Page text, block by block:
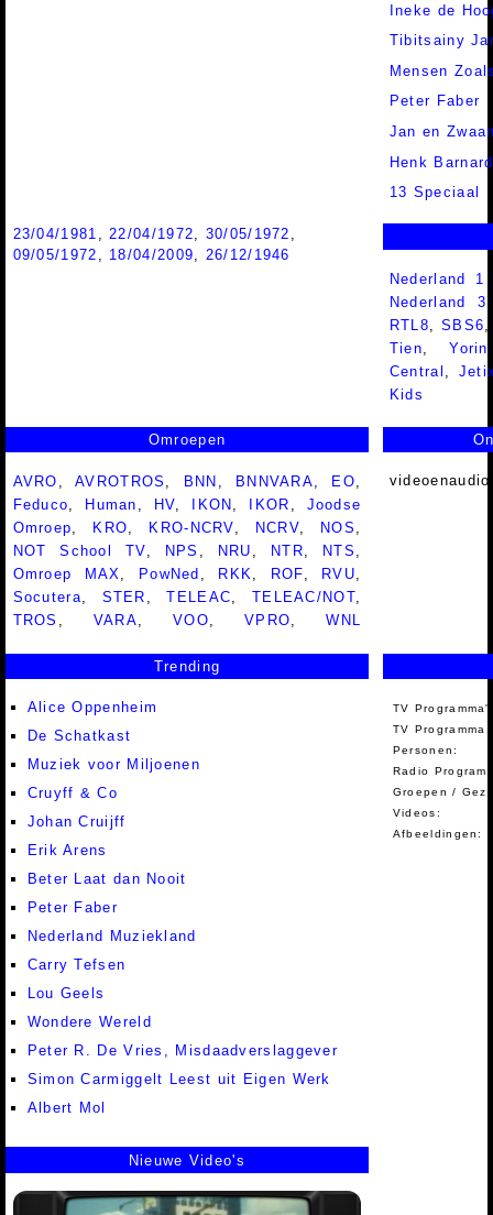
Ineke de
Tibitsainy
Mensen
Peter Faber
Jan en
Henk Barnard
13 Speciaal
23/04/1981 ,22/04/1972, 30/05/1972 ,
09/05/1972 , 18/04/2009, 26/12/1946
Nederland
Nederland
RTL8 ,SBS6
Tien ,Yorin
Central
Kids
Omroepen
AVRO ,AVROTROS , BNN , BNNVARA, EO,
Feduco, Human , HV, IKON , IKOR , Joodse
Omroep, KRO, KRO-NCRV, NCRV, NOS ,
NOT School TV, NPS , NRU , NTR, NTS ,
Omroep MAX, PowNed , RKK, ROF, RVU,
Socutera, STER ,TELEAC, TELEAC/NOT,
TROS , VARA,VOO,VPRO,WNL
Trending
Alice Oppenheim
De Schatkast
Muziek voor Miljoenen
Cruyff & Co
Johan Cruijff
Erik Arens
Beter Laat dan Nooit
Peter Faber
Nederland Muziekland
Carry Tefsen
Lou Geels
Wondere Wereld
Peter R. De Vries, Misdaadverslaggever
Simon Carmiggelt Leest uit Eigen Werk
Albert Mol
TV
TV Programma
Personen:
Radio
Groepen /
Videos:
Afbeeldingen:
Nieuwe Video's